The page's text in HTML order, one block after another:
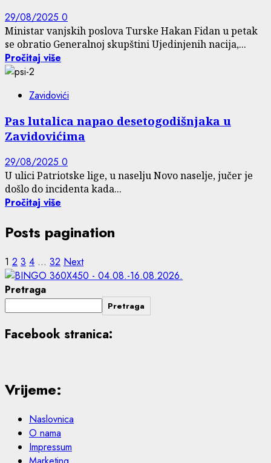
29/08/2025 0
Ministar vanjskih poslova Turske Hakan Fidan u petak
se obratio Generalnoj skupštini Ujedinjenih nacija,...
Pročitaj više
Zavidovići
Pas lutalica napao desetogodišnjaka u
Zavidovićima
29/08/2025 0
U ulici Patriotske lige, u naselju Novo naselje, jučer je
došlo do incidenta kada...
Pročitaj više
Posts pagination
1 2 3 4 … 32 Next
Pretraga
Pretraga
Facebook stranica:
Vrijeme:
Naslovnica
O nama
Impressum